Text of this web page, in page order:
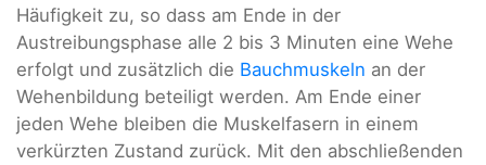
Häufigkeit zu, so dass am Ende in der
Austreibungsphase alle 2 bis 3 Minuten eine Wehe
erfolgt und zusätzlich die Bauchmuskeln an der
Wehenbildung beteiligt werden. Am Ende einer
jeden Wehe bleiben die Muskelfasern in einem
verkürzten Zustand zurück. Mit den abschließenden